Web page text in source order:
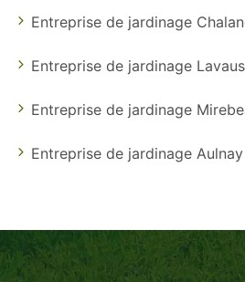
Entreprise de jardinage
Entreprise de jardinage
Entreprise de jardinage
Entreprise de jardinage Aulnay